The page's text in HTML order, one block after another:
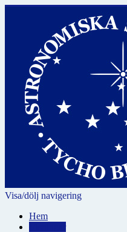
Visa/dölj navigering
Hem